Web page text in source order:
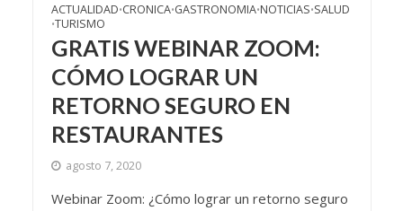
ACTUALIDAD•CRONICA•GASTRONOMIA•NOTICIAS•SALUD
•TURISMO
GRATIS WEBINAR ZOOM:
CÓMO LOGRAR UN
RETORNO SEGURO EN
RESTAURANTES
agosto 7, 2020
Webinar Zoom: ¿Cómo lograr un retorno seguro